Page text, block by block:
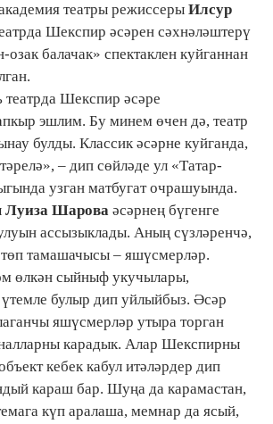
театры режиссеры Илсур
Шекспир әсәрен сәхнәләштерү
озак балачак» спектаклен куйганнан
Шекспир әсәре
эшлим. Бу минем өчен дә, театр
булды. Классик әсәрне куйганда,
– дип сөйләде ул «Татар-
узган матбугат очрашуында.
Луиза Шарова әсәрнең бүгенге
ассызыклады. Аның сүзләренчә,
төп тамашачысы – яшүсмерләр.
өлкән сыйныф укучылары,
үтемле булыр дип уйлыйбыз. Әсәр
яшүсмерләр утыра торган
карадык. Алар Шекспирны
кебек кабул итәләрдер дип
караш бар. Шуңа да карамастан,
күп аралаша, мемнар да ясый,